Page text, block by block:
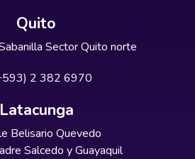
Quito
Sector Quito norte
2 382 6970
Latacunga
Belisario Quevedo
Salcedo y Guayaquil